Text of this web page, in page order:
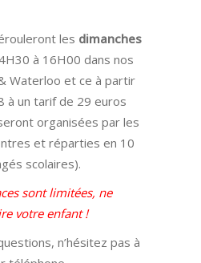
les dimanches
à 16H00 dans nos
Waterloo et ce à partir
à un tarif de 29 euros
organisées par les
et réparties en 10
scolaires).
sont limitées, ne
votre enfant !
n’hésitez pas à